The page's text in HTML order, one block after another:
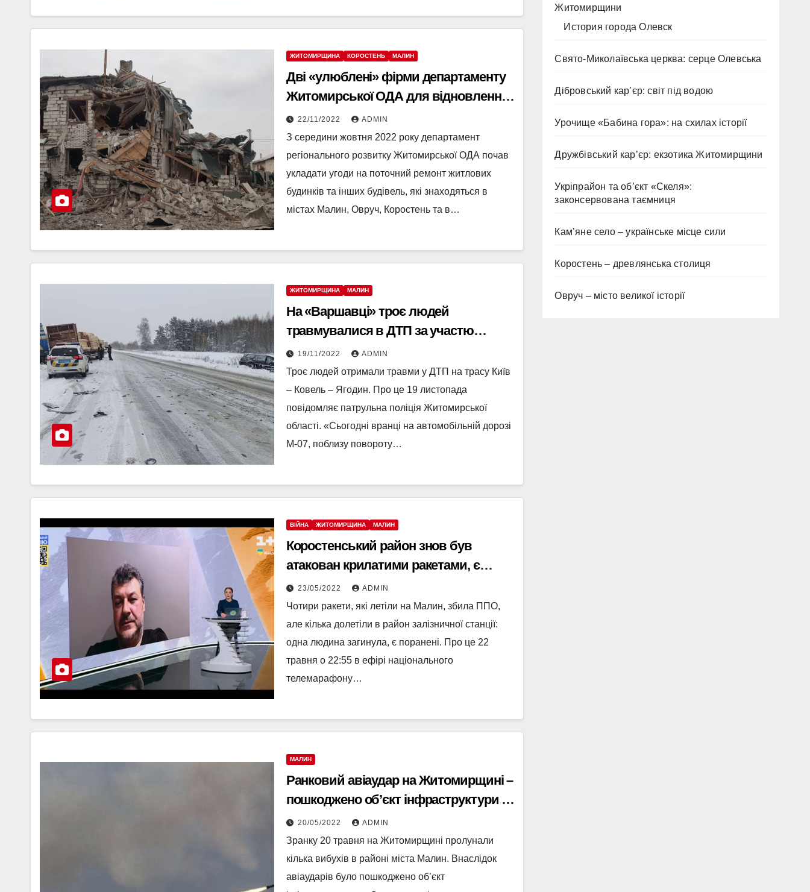
ЖИТОМИРЩИНА КОРОСТЕНЬ МАЛИН
Дві «улюблені» фірми департаменту
Житомирської ОДА для відновлення
пошкоджених обстрілами будинків
22/11/2022 ADMIN
З середини жовтня 2022 року департамент
регіонального розвитку Житомирської ОДА почав
укладати угоди на поточний ремонт житлових
будинків та інших будівель, які знаходяться в
містах Малин, Овруч, Коростень та в…
ЖИТОМИРЩИНА МАЛИН
На «Варшавці» троє людей
травмувалися в ДТП за участю
вантажівки і легковика
19/11/2022 ADMIN
Троє людей отримали травми у ДТП на трасу Київ
– Ковель – Ягодин. Про це 19 листопада
повідомляє патрульна поліція Житомирської
області. «Сьогодні вранці на автомобільній дорозі
М-07, поблизу повороту…
ВІЙНА ЖИТОМИРЩИНА МАЛИН
Коростенський район знов був
атакован крилатими ракетами, є
загиблий: Керівник Житомирської
ОВА про наслідки ракетного обстрілу
Малина
23/05/2022 ADMIN
Чотири ракети, які летіли на Малин, збила ППО,
але кілька долетіли в район залізничної станції:
одна людина загинула, є поранені. Про це 22
травня о 22:55 в ефірі національного
телемарафону…
МАЛИН
Ранковий авіаудар на Житомирщині –
пошкоджено об’єкт інфраструктури та
близько сотні житлових будинків
20/05/2022 ADMIN
Зранку 20 травня на Житомирщині пролунали
кілька вибухів в районі міста Малин. Внаслідок
авіаударів було пошкоджено об’єкт
Житомирщини
История города Олевск
Свято-Миколаївська церква: серце Олевська
Дібровський кар’єр: світ під водою
Урочище «Бабина гора»: на схилах історії
Дружбівський кар’єр: екзотика Житомирщини
Укріпрайон та об’єкт «Скеля»:
законсервована таємниця
Кам’яне село – українське місце сили
Коростень – древлянська столиця
Овруч – місто великої історії